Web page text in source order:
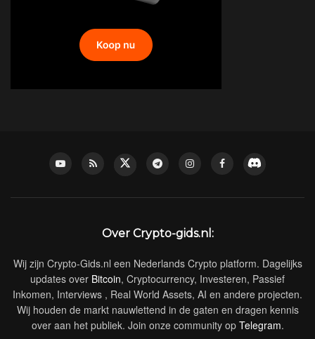
Over Crypto-gids.nl:
Wij zijn Crypto-Gids.nl een Nederlands Crypto platform. Dagelijks
updates over Bitcoin, Cryptocurrency, Investeren, Passief
Inkomen, Interviews , Real World Assets, AI en andere projecten.
Wij houden de markt nauwlettend in de gaten en dragen kennis
over aan het publiek. Join onze community op Telegram.